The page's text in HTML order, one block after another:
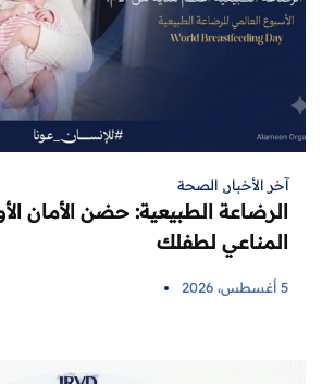
آخر الأخبار, الصحة
الرضاعة الطبيعية: حضن الأمان
المناعي لطفلك
5 أغسطس، 2026